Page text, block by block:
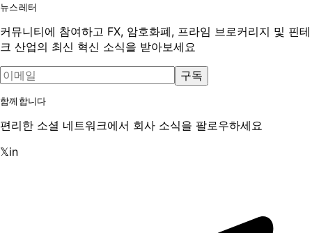
뉴스레터
커뮤니티에 참여하고 FX, 암호화폐, 프라임 브로커리지 및 핀테
크 산업의 최신 혁신 소식을 받아보세요
구독
함께합니다
편리한 소셜 네트워크에서 회사 소식을 팔로우하세요
𝕏in